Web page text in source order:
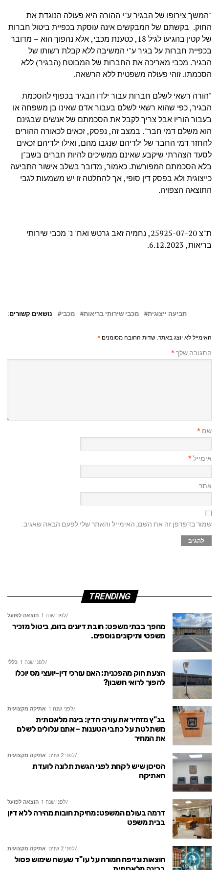
"המשך צירופו של הבגיר ע"י ההורה היא פעולה הנוגדת את
החוק. בקשתם של המבקשים אינה עוסקת בכפיית ביטול חברות
של קטין בהגיעו לגיל 18, כטענת מכבי, אלא נהפוך הוא – מדובר
בכפיית חברות על בגיר ע"י המשיבה ללא קבלת רשותו של
הבגיר. מכבי מאריכה את החברות של המבוטח (הבגיר) ללא
הסכמתו. זוהי פעולה משפטית ללא הרשאה.
"הורה רשאי לשלם חברות עבור ילדו הבגיר בכפוף להסכמת
הבגיר, כפי שהוא רשאי לשלם בעבור אדם שאינו בן משפחה או
בעבור הוריו אבל צריך לקבל את הסכמתם של אנשים שבגינם
הוא משלם דמי חבר". במצב זה, נפסק, זכאים לכאורה ההורים
להחזר דמי החבר של ילדיהם שנגבו מהם, ואילו ילדיהם זכאים
לסעד הצהרתי שיקבע שאינם ממשיכים להיות חברים בשב"ן
בלא הסכמתם המפורשת. כאמור, מדובר בשלב אישור התביעה
כייצוגית ולא בפסק דין סופי, אך להחלטה זו יש משמעות לגבי
התוצאה הצפויה.
ת"צ 25925-07-20, נחמיה זאב גרטש ואח' נ' מכבי שירותי
בריאות, 6.12.2023.
נושאים קשורים: מכבי מכבי שירותי בריאות תביעה ייצוגית
האימייל לא יוצג באתר. שדות החובה מסומנים *
התגובה שלך*
שם *
אימייל*
אתר
שמור בדפדפן זה את השם, האימייל והאתר שלי לפעם הבאה שאגיב.
TRENDING
הוצאה לפועל לפני שנה 1
מהפך בבתי משפט: חובת דיונים בזום, ביטול מזכיר
משפטי ותיקונים נוספים.
כללי לפני שנה 1
הצעת חוק מהפכנית: האם עורכי דין-יועצי מס יוכלו
להפוך לרואי חשבון?
אתיקה מקצועית לפני שנה 1
בג"ץ מזהיר את עורכי הדין: בינה מלאכותית
משתלטת על כתבי הטענות – אתם עלולים לשלם
את המחיר
אתיקה מקצועית לפני 2 שנים
הסיכון שיש לקחת לפני הגשת תלונה לועדת
האתיקה
הוצאה לפועל לפני שנה 1
דרמה בעולם המשפט: מחיקת חובות מהירה ללא דיון
בבית משפט
אתיקה מקצועית לפני 2 שנים
הוצאות ונזיפה חמורה על עו"ד שעשה שימוש פסול